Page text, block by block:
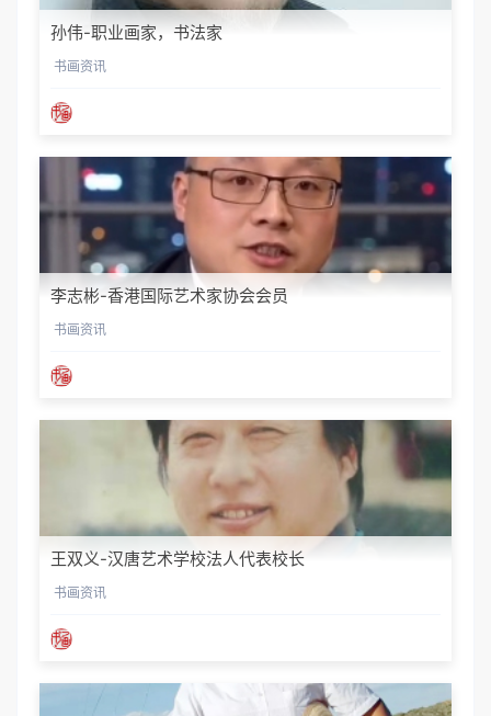
孙伟-职业画家，书法家
书画资讯
李志彬-香港国际艺术家协会会员
书画资讯
王双义-汉唐艺术学校法人代表校长
书画资讯